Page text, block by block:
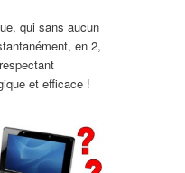
qui sans aucun
en 2,
et efficace !